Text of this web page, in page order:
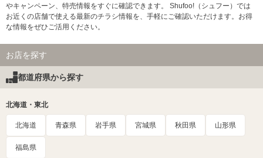
やキャンペーン、特売情報をすぐに確認できます。 Shufoo!（シュフー）では
お近くの店舗で使える最新のチラシ情報を、手軽にご確認いただけます。お得
な情報をぜひご活用ください。
お店を探す
都道府県から探す
北海道・東北
北海道 青森県 岩手県 宮城県 秋田県 山形県
福島県